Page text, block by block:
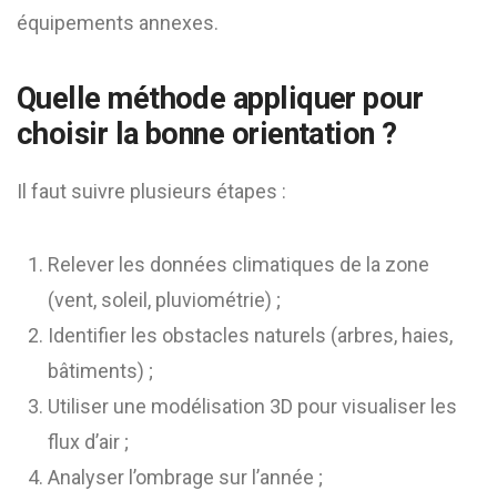
équipements annexes.
Quelle méthode appliquer pour
choisir la bonne orientation ?
Il faut suivre plusieurs étapes :
Relever les données climatiques de la zone
(vent, soleil, pluviométrie) ;
Identifier les obstacles naturels (arbres, haies,
bâtiments) ;
Utiliser une modélisation 3D pour visualiser les
flux d’air ;
Analyser l’ombrage sur l’année ;